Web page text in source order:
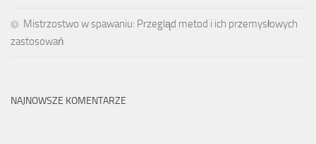
Mistrzostwo w spawaniu: Przegląd metod i ich przemysłowych
zastosowań
NAJNOWSZE KOMENTARZE